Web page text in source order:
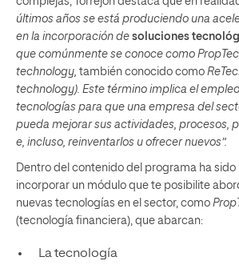
últimos años se está produciendo una
en la incorporación de soluciones
que comúnmente se conoce como
technology, también conocido como
technology). Este término implica el
tecnologías para que una empresa del
pueda mejorar sus actividades, procesos,
e, incluso, reinventarlos u ofrecer nuevos”.
Dentro del contenido del programa ha sido
incorporar un módulo que te posibilite
nuevas tecnologías en el sector, como
(tecnología financiera), que abarcan:
La tecnología